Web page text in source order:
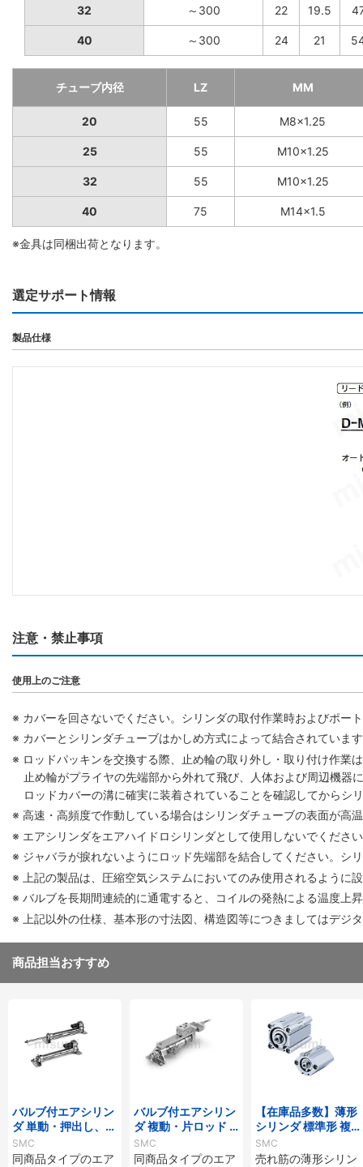
32 ～300 22 19.5
40 ～300 24 21
チューブ内径 LZ MM
20 55 M8×1.25
25 55 M10×1.25
32 55 M10×1.25
40 75 M14×1.5
※金具は同梱出荷となります。
選定サポート情報
製品仕様
注意・禁止事項
使用上のご注意
※ カバーを回さないでください。シリンダの取付作業時およびポー
※ カバーとシリンダチューブはかしめ方式によって結合されていま
※ ロッドパッキンを交換する際、止め輪の取り外し・取り付け作業
止め輪がプライヤの先端部から外れて飛び、人体および周辺機
ロッドカバーの溝に確実に装着されていることを確認してからシ
※ 高速・高頻度で作動している場合はシリンダチューブの表面が高
※ エアシリンダをエアハイドロシリンダとして使用しないでくださ
※ ジャバラが捩れないようにロッド先端部を結合してください。シ
※ 上記の製品は、圧縮空気システムにおいてのみ使用されるように
※ バルブを長期間連続的に通電すると、コイルの発熱による温度上
※ 上記以外の仕様、基本形の寸法図、構造図等につきましてはデジ
商品担当おすすめ
バルブ付エアシリン
ダ 単動・押出し、引
込み CVM3シリーズ
SMC
同商品タイプのエア
バルブ付エアシリン
ダ 複動・片ロッド C
VJ5シリーズ
SMC
同商品タイプのエア
【在庫品多数】薄形
シリンダ 標準形 複
動・片ロッド CQ2
シリーズ
SMC
売れ筋の薄形シリン